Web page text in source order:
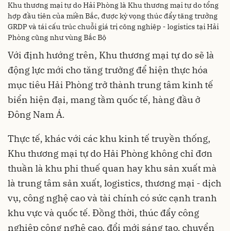
Khu thương mại tự do Hải Phòng là Khu thương mại tự do tổng
hợp đầu tiên của miền Bắc, được kỳ vọng thúc đẩy tăng trưởng
GRDP và tái cấu trúc chuỗi giá trị công nghiệp - logistics tại Hải
Phòng cũng như vùng Bắc Bộ
Với định hướng trên, Khu thương mại tự do sẽ là
động lực mới cho tăng trưởng để hiện thực hóa
mục tiêu Hải Phòng trở thành trung tâm kinh tế
biển hiện đại, mang tầm quốc tế, hàng đầu ở
Đông Nam Á.
Thực tế, khác với các khu kinh tế truyền thống,
Khu thương mại tự do Hải Phòng không chỉ đơn
thuần là khu phi thuế quan hay khu sản xuất mà
là trung tâm sản xuất, logistics, thương mại - dịch
vụ, công nghệ cao và tài chính có sức cạnh tranh
khu vực và quốc tế. Đồng thời, thúc đẩy công
nghiệp công nghệ cao, đổi mới sáng tạo, chuyển